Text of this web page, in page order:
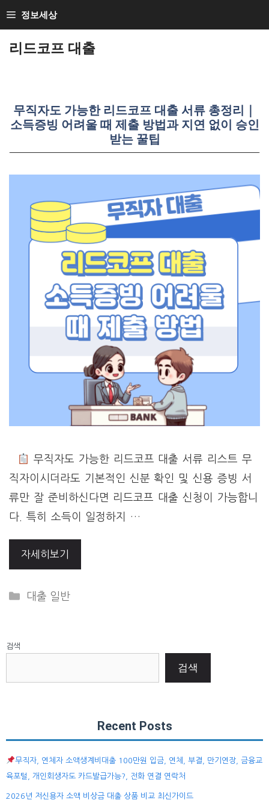
Skip
to
content
정보세상
리드코프 대출
무직자도 가능한 리드코프 대출 서류 총정리｜
소득증빙 어려울 때 제출 방법과 지연 없이 승인
받는 꿀팁
무직자도 가능한 리드코프 대출 서류 리스트 무
직자이시더라도 기본적인 신분 확인 및 신용 증빙 서
류만 잘 준비하신다면 리드코프 대출 신청이 가능합니
다. 특히 소득이 일정하지 …
자세히보기
Categories
대출 일반
검색
검색
Recent Posts
무직자, 연체자 소액생계비대출 100만원 입금, 연체, 부결, 만기연장, 금융교
육포털, 개인회생자도 카드발급가능?, 전화 연결 연락처
2026년 저신용자 소액 비상금 대출 상품 비교 최신가이드